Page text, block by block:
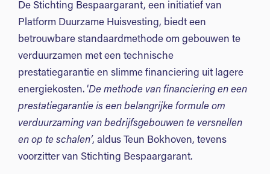
De Stichting Bespaargarant, een initiatief van
Platform Duurzame Huisvesting, biedt een
betrouwbare standaardmethode om gebouwen te
verduurzamen met een technische
prestatiegarantie en slimme financiering uit lagere
energiekosten. ‘De methode van financiering en een
prestatiegarantie is een belangrijke formule om
verduurzaming van bedrijfsgebouwen te versnellen
en op te schalen’, aldus Teun Bokhoven, tevens
voorzitter van Stichting Bespaargarant.